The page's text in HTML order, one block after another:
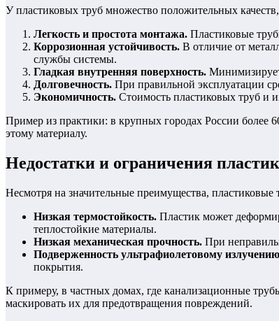
У пластиковых труб множество положительных
Легкость и простота монтажа. Пластиковые
Коррозионная устойчивость. В отличие от
службы системы.
Гладкая внутренняя поверхность.
Долговечность. При правильной эксплуатации
Экономичность. Стоимость пластиковых труб и
Пример из практики: в крупных городах России более
этому материалу.
Недостатки и ограничения
Несмотря на значительные преимущества,
Низкая термостойкость. Пластик может
теплостойкие материалы.
Низкая механическая прочность. При
Подверженность ультрафиолетовому
покрытия.
К примеру, в частных домах, где канализационные
маскировать их для предотвращения повреждений.